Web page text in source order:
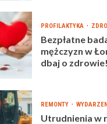
PROFILAKTYKA
Bezpłatne
mężczyzn w
dbaj o zdrowie!
REMONTY
Utrudnienia w